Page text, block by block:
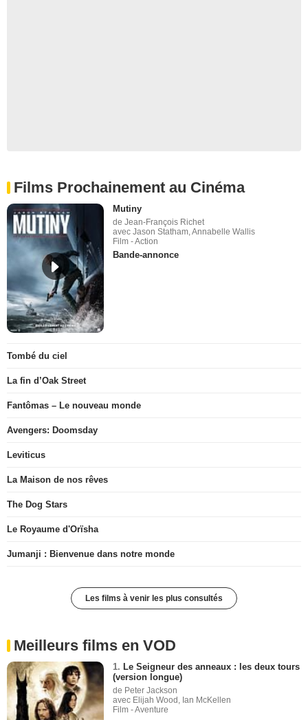
Films Prochainement au Cinéma
Mutiny
de Jean-François Richet
avec Jason Statham, Annabelle Wallis
Film - Action
Bande-annonce
Tombé du ciel
La fin d’Oak Street
Fantômas – Le nouveau monde
Avengers: Doomsday
Leviticus
La Maison de nos rêves
The Dog Stars
Le Royaume d'Orïsha
Jumanji : Bienvenue dans notre monde
Les films à venir les plus consultés
Meilleurs films en VOD
1. Le Seigneur des anneaux : les deux tours
(version longue)
de Peter Jackson
avec Elijah Wood, Ian McKellen
Film - Aventure